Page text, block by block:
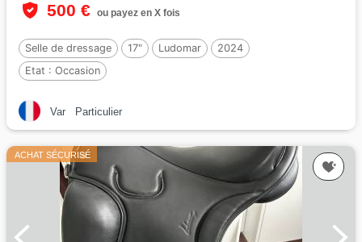
500 € ou payez en X fois
Selle de dressage 17" Ludomar
2024
Etat : Occasion
Var Particulier
ACHAT SÉCURISÉ